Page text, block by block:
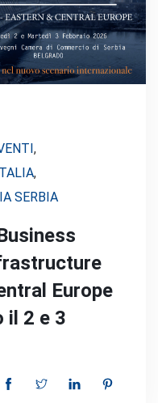
,
,
SERBIA
Europe
il 2 e 3